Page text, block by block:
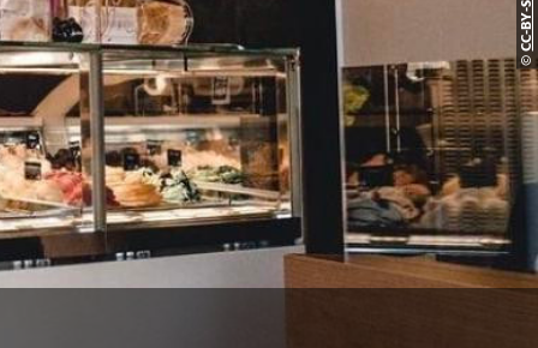
©
CC-BY-SA